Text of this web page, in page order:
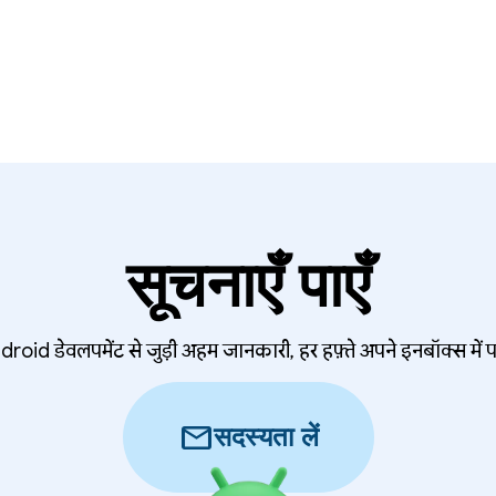
सूचनाएँ पाएँ
डेवलपमेंट से जुड़ी अहम जानकारी, हर हफ़्ते अपने इनबॉक्स में
mailसदस्यता लें